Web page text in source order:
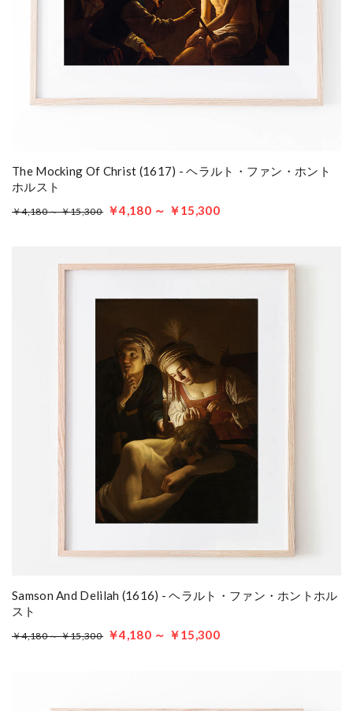
The Mocking Of Christ (1617) - ヘラルト・ファン・ホント
ホルスト
￥4,180 ～ ￥15,300 ￥4,180 ～ ￥15,300
Samson And Delilah (1616) - ヘラルト・ファン・ホントホル
スト
￥4,180 ～ ￥15,300 ￥4,180 ～ ￥15,300